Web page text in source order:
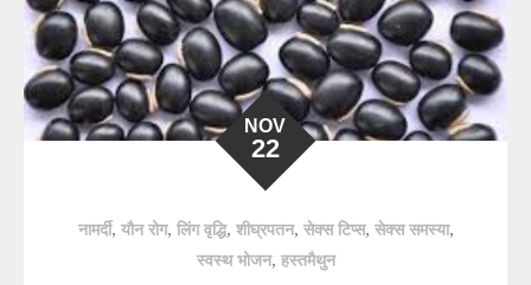
NOV
22
नामर्दी, यौन रोग, लिंग वृद्धि, शीघ्रपतन, सेक्स टिप्स, सेक्स समस्या,
स्वस्थ भोजन, हस्तमैथुन